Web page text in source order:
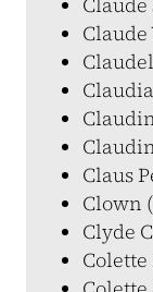
Claude
Claus
Clown
Clyde
Colette